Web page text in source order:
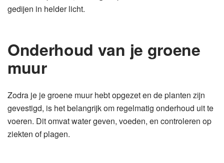
gedijen in helder licht.
Onderhoud van je groene
muur
Zodra je je groene muur hebt opgezet en de planten zijn
gevestigd, is het belangrijk om regelmatig onderhoud uit te
voeren. Dit omvat water geven, voeden, en controleren op
ziekten of plagen.